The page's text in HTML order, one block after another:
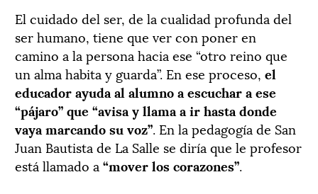
El cuidado del ser, de la cualidad profunda del
ser humano, tiene que ver con poner en
camino a la persona hacia ese “otro reino que
un alma habita y guarda”. En ese proceso, el
educador ayuda al alumno a escuchar a ese
“pájaro” que “avisa y llama a ir hasta donde
vaya marcando su voz”. En la pedagogía de San
Juan Bautista de La Salle se diría que le profesor
está llamado a “mover los corazones”.